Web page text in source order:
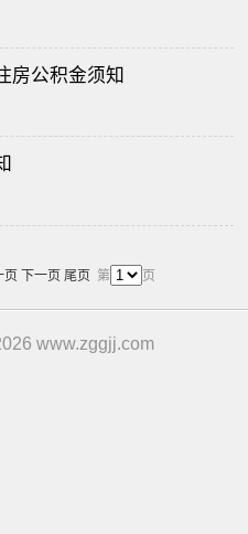
房公积金须知
页 下一页 尾页 第 页
www.zggjj.com